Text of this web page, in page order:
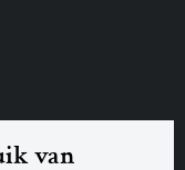
van